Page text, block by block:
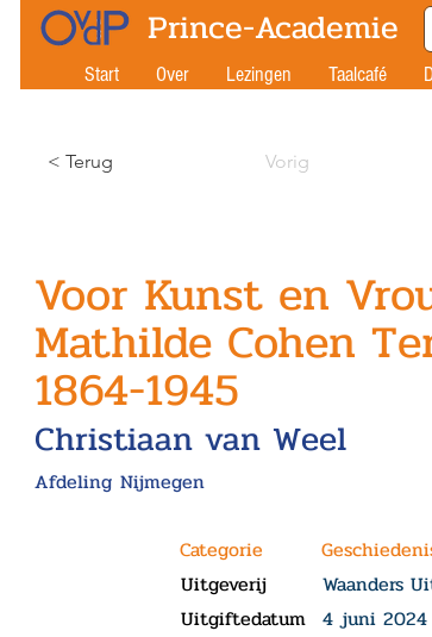
Prince-Academie
Start Over Lezingen Taalcafé
< Terug Vorig
Voor Kunst en
Mathilde Cohen
1864-1945
Christiaan van Weel
Afdeling Nijmegen
Categorie
Uitgeverij
Uitgiftedatum
Waanders
4 juni 2024